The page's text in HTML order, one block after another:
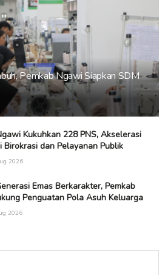
Pemkab Ngawi Siapkan SDM
Kukuhkan 228 PNS, Akselerasi
Birokrasi dan Pelayanan Publik
2026
Emas Berkarakter, Pemkab
Penguatan Pola Asuh Keluarga
2026